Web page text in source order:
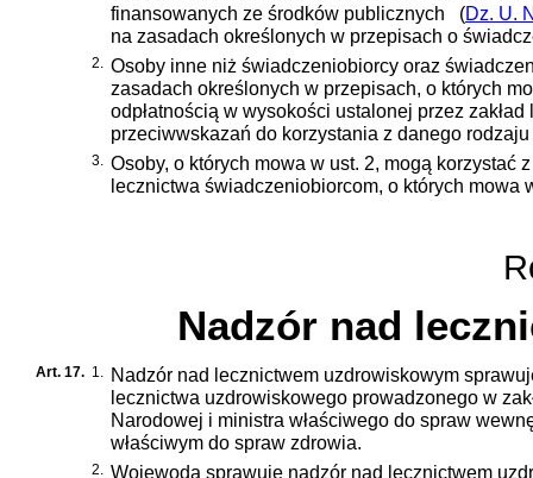
finansowanych ze środków publicznych
(Dz. U.
na zasadach określonych w przepisach o
2. Osoby inne niż świadczeniobiorcy oraz
zasadach określonych w przepisach, o których
odpłatnością w wysokości ustalonej przez
przeciwwskazań do korzystania z danego
3. Osoby, o których mowa w ust. 2, mogą
lecznictwa świadczeniobiorcom, o których mowa
Nadzór nad
Art. 17. 1. Nadzór nad lecznictwem uzdrowiskowym
lecznictwa uzdrowiskowego prowadzonego w
Narodowej i ministra właściwego do spraw
właściwym do spraw zdrowia.
2. Wojewoda sprawuje nadzór nad lecznictwem